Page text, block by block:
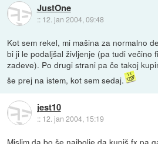
JustOne
:: 12. jan 2004, 09:48
Kot sem rekel, mi mašina za normalno
bi ji le podaljšal življenje (pa tudi večino
zadeve). Po drugi strani pa če takoj
še prej na istem, kot sem sedaj.
jest10
:: 12. jan 2004, 15:19